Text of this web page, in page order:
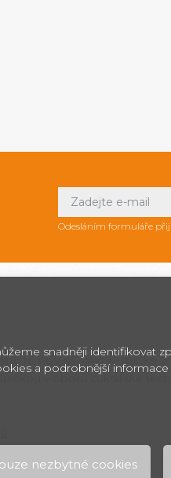
Odesláním formuláře
té nejvyšší jakosti! Italské
v oboru cukrářské
snadněji identifikovat
a podrobnější
nezbytné cookies